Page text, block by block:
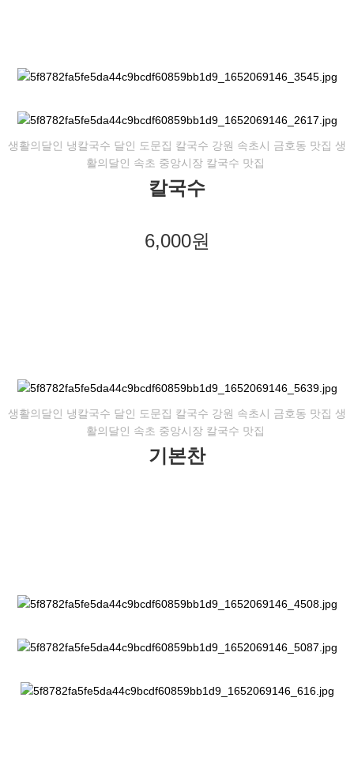
생활의달인 냉칼국수 달인 도문집 칼국수 강원 속초시 금호동 맛집 생
활의달인 속초 중앙시장 칼국수 맛집
칼국수
6,000원
생활의달인 냉칼국수 달인 도문집 칼국수 강원 속초시 금호동 맛집 생
활의달인 속초 중앙시장 칼국수 맛집
기본찬